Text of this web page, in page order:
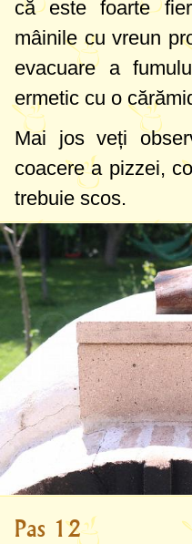
că este foarte
mâinile cu vreun
evacuare a
ermetic cu o
Mai jos veți
coacere a pizzei,
trebuie scos.
Pas 12